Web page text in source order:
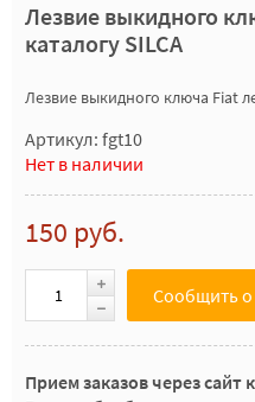
Лезвие выкидного
каталогу SILCA
Лезвие выкидного ключа Fiat
Артикул: fgt10
Нет в наличии
150 руб.
Сообщить о
Прием заказов через сайт